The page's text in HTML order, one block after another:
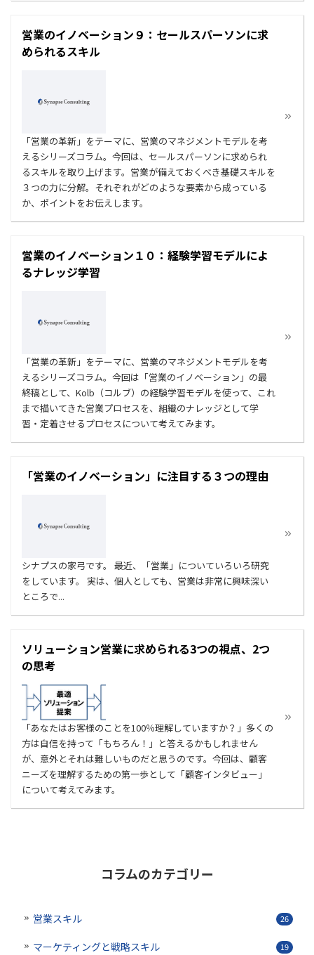
営業のイノベーション９：セールスパーソンに求
められるスキル
「営業の革新」をテーマに、営業のマネジメントモデルを考
えるシリーズコラム。今回は、セールスパーソンに求められ
るスキルを取り上げます。営業が備えておくべき基礎スキルを
３つの力に分解。それぞれがどのような要素から成っている
か、ポイントをお伝えします。
営業のイノベーション１０：経験学習モデルによ
るナレッジ学習
「営業の革新」をテーマに、営業のマネジメントモデルを考
えるシリーズコラム。今回は「営業のイノベーション」の最
終稿として、Kolb（コルブ）の経験学習モデルを使って、これ
まで描いてきた営業プロセスを、組織のナレッジとして学
習・定着させるプロセスについて考えてみます。
「営業のイノベーション」に注目する３つの理由
シナプスの家弓です。 最近、「営業」についていろいろ研究
をしています。 実は、個人としても、営業は非常に興味深い
ところで...
ソリューション営業に求められる3つの視点、2つ
の思考
「あなたはお客様のことを100％理解していますか？」多くの
方は自信を持って「もちろん！」と答えるかもしれません
が、意外とそれは難しいものだと思うのです。今回は、顧客
ニーズを理解するための第一歩として「顧客インタビュー」
について考えてみます。
コラムのカテゴリー
営業スキル 26
マーケティングと戦略スキル 19